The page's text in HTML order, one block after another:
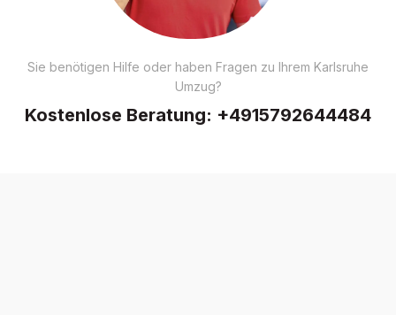
Sie benötigen Hilfe oder haben Fragen zu Ihrem Karlsruhe
Umzug?
Kostenlose Beratung: +4915792644484